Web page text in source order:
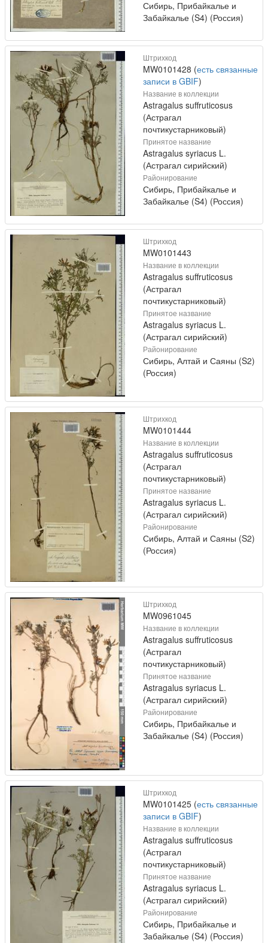
Сибирь, Прибайкалье и
Забайкалье (S4) (Россия)
Штрихкод
MW0101428 (есть связанные
записи в GBIF)
Название в коллекции
Astragalus suffruticosus
(Астрагал
почтикустарниковый)
Принятое название
Astragalus syriacus L.
(Астрагал сирийский)
Районирование
Сибирь, Прибайкалье и
Забайкалье (S4) (Россия)
Штрихкод
MW0101443
Название в коллекции
Astragalus suffruticosus
(Астрагал
почтикустарниковый)
Принятое название
Astragalus syriacus L.
(Астрагал сирийский)
Районирование
Сибирь, Алтай и Саяны (S2)
(Россия)
Штрихкод
MW0101444
Название в коллекции
Astragalus suffruticosus
(Астрагал
почтикустарниковый)
Принятое название
Astragalus syriacus L.
(Астрагал сирийский)
Районирование
Сибирь, Алтай и Саяны (S2)
(Россия)
Штрихкод
MW0961045
Название в коллекции
Astragalus suffruticosus
(Астрагал
почтикустарниковый)
Принятое название
Astragalus syriacus L.
(Астрагал сирийский)
Районирование
Сибирь, Прибайкалье и
Забайкалье (S4) (Россия)
Штрихкод
MW0101425 (есть связанные
записи в GBIF)
Название в коллекции
Astragalus suffruticosus
(Астрагал
почтикустарниковый)
Принятое название
Astragalus syriacus L.
(Астрагал сирийский)
Районирование
Сибирь, Прибайкалье и
Забайкалье (S4) (Россия)